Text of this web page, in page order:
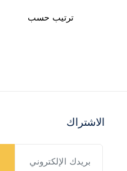
ترتيب حسب
الاشتراك